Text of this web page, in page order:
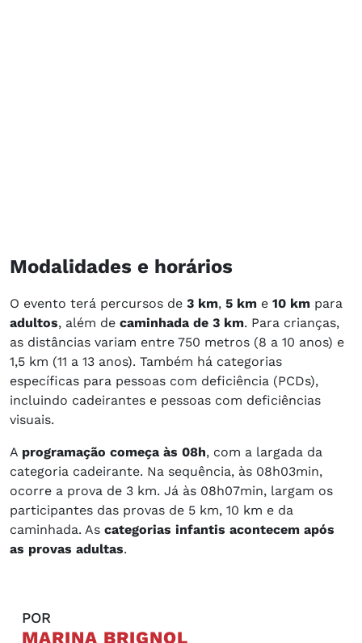
Modalidades e horários
O evento terá percursos de 3 km, 5 km e 10 km para
adultos, além de caminhada de 3 km. Para crianças,
as distâncias variam entre 750 metros (8 a 10 anos) e
1,5 km (11 a 13 anos). Também há categorias
específicas para pessoas com deficiência (PCDs),
incluindo cadeirantes e pessoas com deficiências
visuais.
A programação começa às 08h, com a largada da
categoria cadeirante. Na sequência, às 08h03min,
ocorre a prova de 3 km. Já às 08h07min, largam os
participantes das provas de 5 km, 10 km e da
caminhada. As categorias infantis acontecem após
as provas adultas.
POR
MARINA BRIGNOL